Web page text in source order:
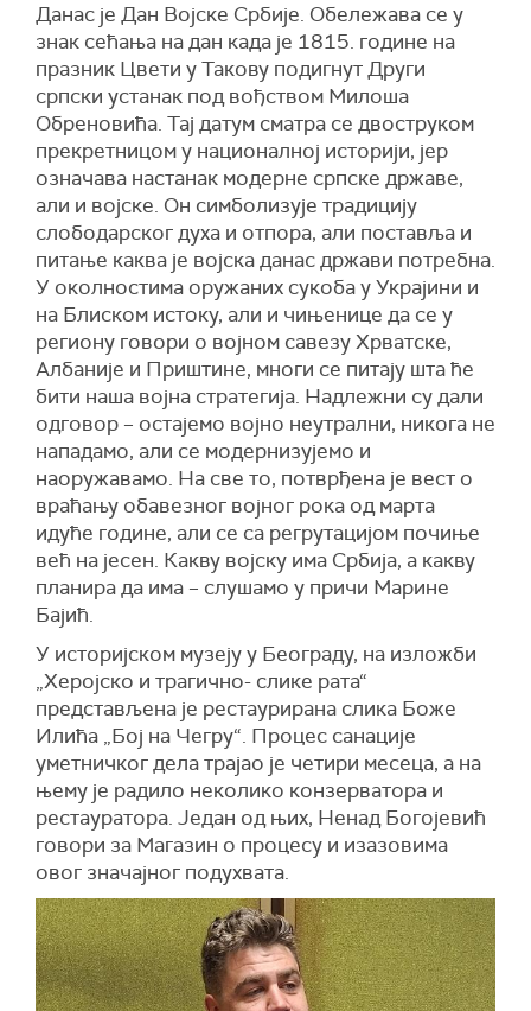
Данас је Дан Војске Србије. Обележава се у
знак сећања на дан када је 1815. године на
празник Цвети у Такову подигнут Други
српски устанак под вођством Милоша
Обреновића. Тај датум сматра се двоструком
прекретницом у националној историји, јер
означава настанак модерне српске државе,
али и војске. Он симболизује традицију
слободарског духа и отпора, али поставља и
питање каква је војска данас држави потребна.
У околностима оружаних сукоба у Украјини и
на Блиском истоку, али и чињенице да се у
региону говори о војном савезу Хрватске,
Албаније и Приштине, многи се питају шта ће
бити наша војна стратегија. Надлежни су дали
одговор – остајемо војно неутрални, никога не
нападамо, али се модернизујемо и
наоружавамо. На све то, потврђена је вест о
враћању обавезног војног рока од марта
идуће године, али се са регрутацијом почиње
већ на јесен. Какву војску има Србија, а какву
планира да има – слушамо у причи Марине
Бајић.
У историјском музеју у Београду, на изложби
„Херојско и трагично- слике рата“
представљена је рестаурирана слика Боже
Илића „Бој на Чегру“. Процес санације
уметничког дела трајао је четири месеца, а на
њему је радило неколико конзерватора и
рестауратора. Један од њих, Ненад Богојевић
говори за Магазин о процесу и изазовима
овог значајног подухвата.